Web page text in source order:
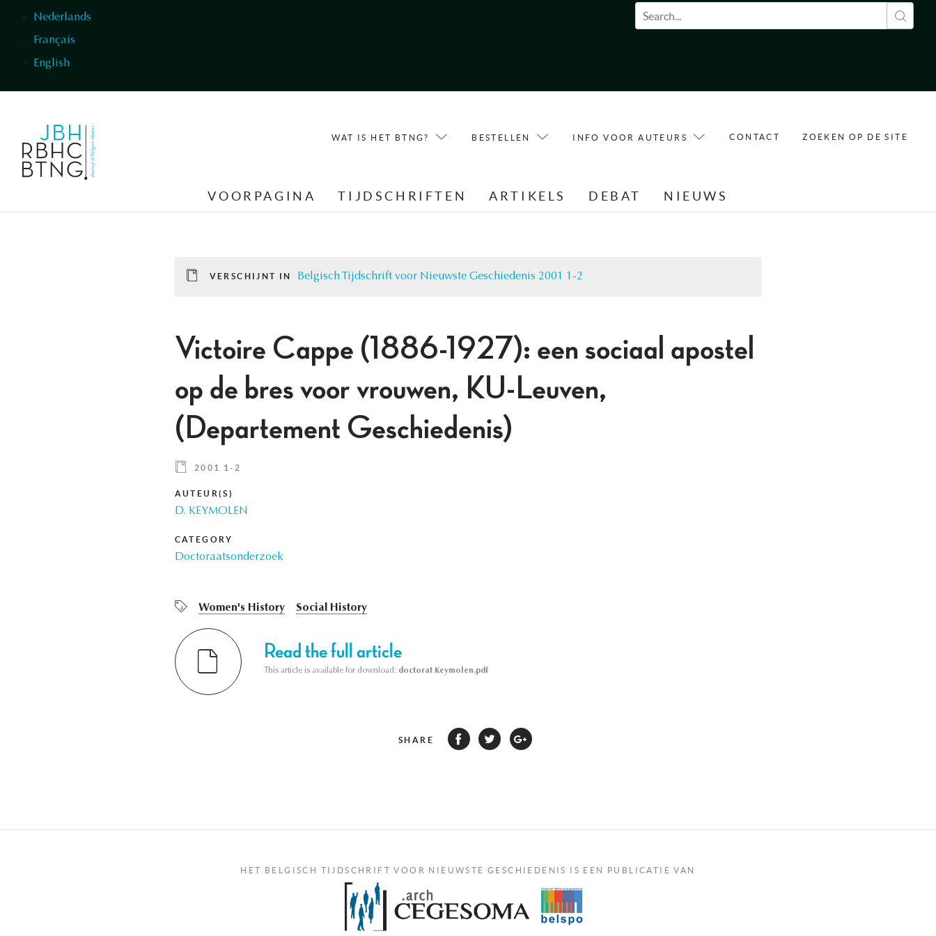
Nederlands
Français
English
Zoekveld
WAT IS HET BTNG? BESTELLEN INFO VOOR AUTEURS CONTACT ZOEKEN OP DE SITE
VOORPAGINA TIJDSCHRIFTEN ARTIKELS DEBAT NIEUWS
VERSCHIJNT IN Belgisch Tijdschrift voor Nieuwste Geschiedenis 2001 1-2
Victoire Cappe (1886-1927): een sociaal apostel
op de bres voor vrouwen, KU-Leuven,
(Departement Geschiedenis)
2001 1-2
AUTEUR(S)
D. KEYMOLEN
CATEGORY
Doctoraatsonderzoek
Women's History Social History
Read the full article
This article is available for download: doctorat Keymolen.pdf
SHARE
HET BELGISCH TIJDSCHRIFT VOOR NIEUWSTE GESCHIEDENIS IS EEN PUBLICATIE VAN